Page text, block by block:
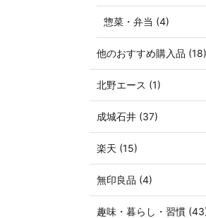
惣菜・弁当 (4)
他のおすすめ購入品 (18)
北野エース (1)
成城石井 (37)
楽天 (15)
無印良品 (4)
趣味・暮らし・習慣